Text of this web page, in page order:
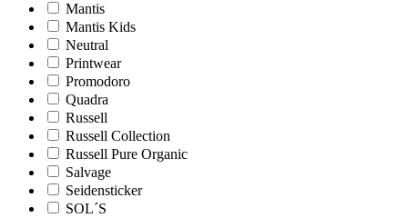
Mantis
Mantis Kids
Neutral
Printwear
Promodoro
Quadra
Russell
Russell Collection
Russell Pure Organic
Salvage
Seidensticker
SOL´S